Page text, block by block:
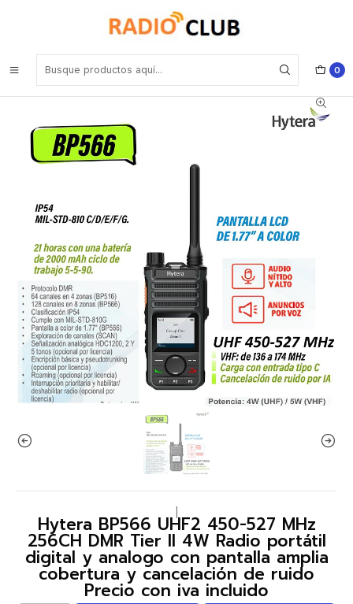
0
Rango UHF Alto 400-520 Mhz (Rango frecuencia Industrial)
Hytera BP566 UHF2 450-527 MHz 256CH DMR Tier II 4W Radio
portátil digital y analogo con pantalla amplia cobertura y cancelación
Hytera BP566 UHF2 450-527 MHz
256CH DMR Tier II 4W Radio portátil
digital y analogo con pantalla amplia
cobertura y cancelación de ruido
Precio con iva incluido